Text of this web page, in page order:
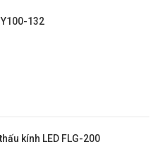
132
kính LED FLG-200